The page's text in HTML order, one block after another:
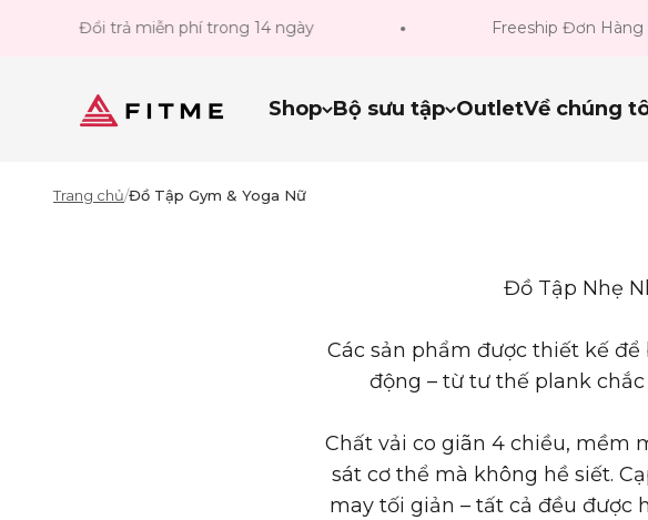
Bỏ qua đến nội dung
Đổi trả miễn phí trong 14 ngày Freeship Đơn Hàng Từ 300k
Shop Bộ sưu tập OutletVề chúng
Fitme Sportswear
Trang chủ/Đồ Tập Gym & Yoga Nữ
Đồ Tập Nhẹ
Các sản phẩm được thiết kế
động – từ tư thế plank
Chất vải co giãn 4 chiều, mềm
sát cơ thể mà không hề siết.
may tối giản – tất cả đều được